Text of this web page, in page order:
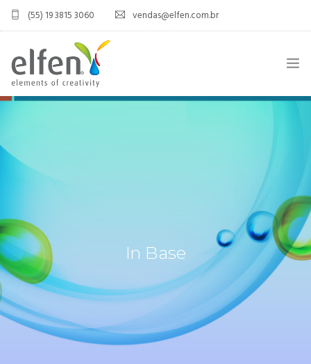
(55) 19 3815 3060 vendas@elfen.com.br
PRODUTOS
CONTATO
In Base